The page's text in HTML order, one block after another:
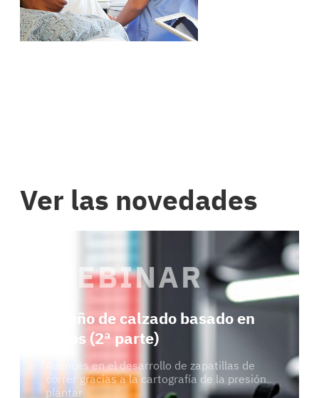
Ver las novedades
WEBINAR
Diseño de calzado basado en
datos (2ª parte)
Avances en el desarrollo de zapatillas de
correr gracias a la cartografía de la presión
plantar